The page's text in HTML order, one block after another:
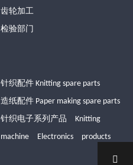
齿轮加工
检验部门
针织配件 Knitting spare parts
造纸配件 Paper making spare parts
针织电子系列产品 Knitting
machine Electronics products
